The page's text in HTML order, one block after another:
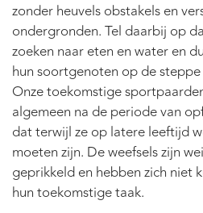
zonder heuvels obstakels en
ondergronden. Tel daarbij op
zoeken naar eten en water en
hun soortgenoten op de
Onze toekomstige
algemeen na de periode van
dat terwijl ze op latere leeftijd
moeten zijn. De weefsels zijn
geprikkeld en hebben zich niet
hun toekomstige taak.